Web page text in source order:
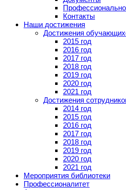
Контакты
Наши достижения
Достижения
2015 год
2016 год
2017 год
2018 год
2019 год
2020 год
2021 год
Достижения
2014 год
2015 год
2016 год
2017 год
2018 год
2019 год
2020 год
2021 год
Мероприятия библиотеки
Профессионалитет